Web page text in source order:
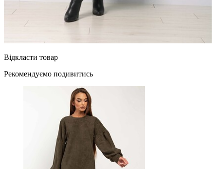
Відкласти товар
Рекомендуємо подивитись